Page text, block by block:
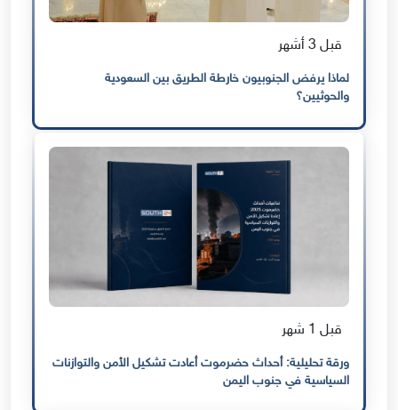
قبل 3 أشهر
لماذا يرفض الجنوبيون خارطة الطريق بين السعودية
والحوثيين؟
قبل 1 شهر
ورقة تحليلية: أحداث حضرموت أعادت تشكيل الأمن والتوازنات
السياسية في جنوب اليمن